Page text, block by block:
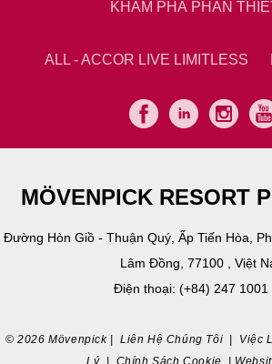
KHÁM PHÁ PHAN
ALL - ACCOR LIVE LIMITLESS
MÖVENPICK RESORT
Đường Hòn Giồ - Thuận Quý, Ấp Tiến Hòa,
Lâm Đồng, 77100 , Việt
Điện thoại: (+84) 247 1001
© 2026 Mövenpick | Liên Hệ Chúng Tôi Việc
Lý| Chính Sách Cookie